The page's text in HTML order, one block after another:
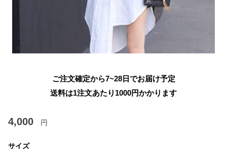
ご注文確定から7~28日でお届け予定
送料は1注文あたり 1000円かかります
4,000 円
サイズ